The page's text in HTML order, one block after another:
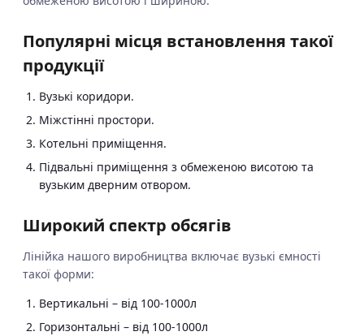
Популярні місця встановлення такої
продукції
Вузькі коридори.
Міжстінні простори.
Котельні приміщення.
Підвальні приміщення з обмеженою висотою та
вузьким дверним отвором.
Широкий спектр обсягів
Лінійка нашого виробництва включає вузькі ємності
такої форми:
Вертикальні – від 100-1000л
Горизонтальні – від 100-1000л